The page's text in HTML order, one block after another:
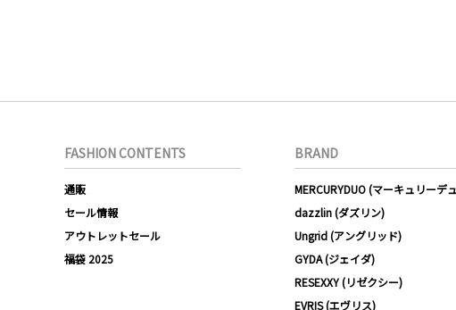
FASHION CONTENTS
通販
セール情報
アウトレットセール
福袋 2025
BRAND
MERCURYDUO (マーキュリーデ
dazzlin (ダズリン)
Ungrid (アングリッド)
GYDA (ジェイダ)
RESEXXY (リゼクシー)
EVRIS (エヴリス)